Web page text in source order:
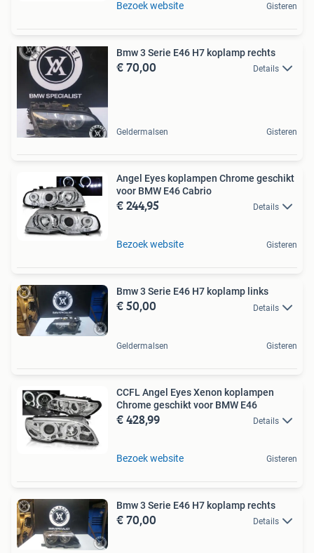
Bezoek website Gisteren
Bmw 3 Serie E46 H7 koplamp rechts
€ 70,00 Details
Geldermalsen Gisteren
Angel Eyes koplampen Chrome geschikt
voor BMW E46 Cabrio
€ 244,95 Details
Bezoek website Gisteren
Bmw 3 Serie E46 H7 koplamp links
€ 50,00 Details
Geldermalsen Gisteren
CCFL Angel Eyes Xenon koplampen
Chrome geschikt voor BMW E46
€ 428,99 Details
Bezoek website Gisteren
Bmw 3 Serie E46 H7 koplamp rechts
€ 70,00 Details